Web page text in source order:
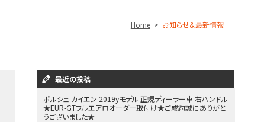
Home お知らせ＆最新情報
最近の投稿
ポルシェ カイエン 2019yモデル 正規ディーラー車 右ハンドル
★EUR-GTフルエアロオーダー取付け★ご成約誠にありがと
うございました★